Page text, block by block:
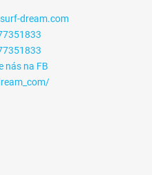
surf-dream.com
nás na FB